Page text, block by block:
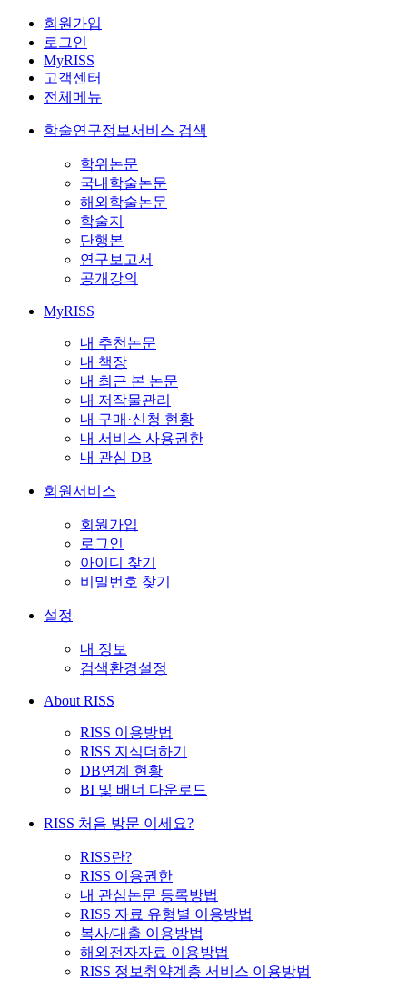
회원가입
로그인
MyRISS
고객센터
전체메뉴
학술연구정보서비스 검색
학위논문
국내학술논문
해외학술논문
학술지
단행본
연구보고서
공개강의
MyRISS
내 추천논문
내 책장
내 최근 본 논문
내 저작물관리
내 구매·신청 현황
내 서비스 사용권한
내 관심 DB
회원서비스
회원가입
로그인
아이디 찾기
비밀번호 찾기
설정
내 정보
검색환경설정
About RISS
RISS 이용방법
RISS 지식더하기
DB연계 현황
BI 및 배너 다운로드
RISS 처음 방문 이세요?
RISS란?
RISS 이용권한
내 관심논문 등록방법
RISS 자료 유형별 이용방법
복사/대출 이용방법
해외전자자료 이용방법
RISS 정보취약계층 서비스 이용방법